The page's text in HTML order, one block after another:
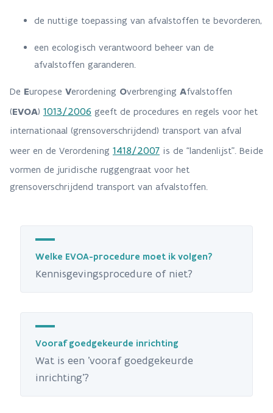
de nuttige toepassing van afvalstoffen te bevorderen,
een ecologisch verantwoord beheer van de
afvalstoffen garanderen.
De Europese Verordening Overbrenging Afvalstoffen
(EVOA) 1013/2006 geeft de procedures en regels voor het
internationaal (grensoverschrijdend) transport van afval
weer en de Verordening 1418/2007 is de “landenlijst”. Beide
vormen de juridische ruggengraat voor het
grensoverschrijdend transport van afvalstoffen.
Welke EVOA-procedure moet ik volgen?
Kennisgevingsprocedure of niet?
Vooraf goedgekeurde inrichting
Wat is een 'vooraf goedgekeurde
inrichting'?